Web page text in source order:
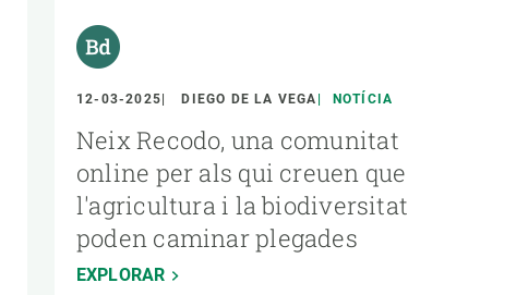
12-03-2025 DIEGO DE LA VEGA NOTÍCIA
Neix Recodo, una comunitat
online per als qui creuen que
l'agricultura i la biodiversitat
poden caminar plegades
EXPLORAR